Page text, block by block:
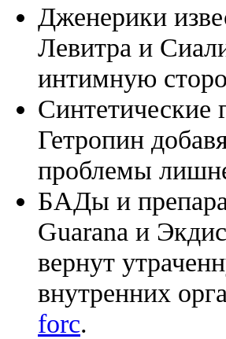
Дженерики
Левитра и
интимную
Синтетические
Гетропин
проблемы
БАДы и
Guarana и
вернут
внутренних
forc.